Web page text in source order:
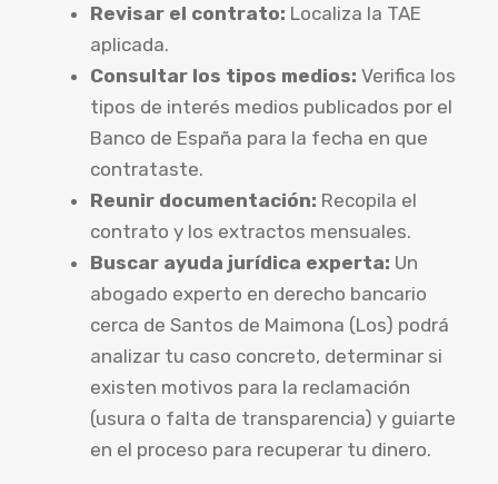
Revisar el contrato: Localiza la TAE
aplicada.
Consultar los tipos medios: Verifica los
tipos de interés medios publicados por el
Banco de España para la fecha en que
contrataste.
Reunir documentación: Recopila el
contrato y los extractos mensuales.
Buscar ayuda jurídica experta: Un
abogado experto en derecho bancario
cerca de Santos de Maimona (Los) podrá
analizar tu caso concreto, determinar si
existen motivos para la reclamación
(usura o falta de transparencia) y guiarte
en el proceso para recuperar tu dinero.